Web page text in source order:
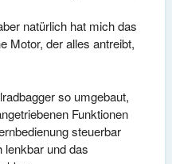
natürlich hat mich das
Motor, der alles antreibt,
so umgebaut,
Funktionen
steuerbar
lenkbar und das